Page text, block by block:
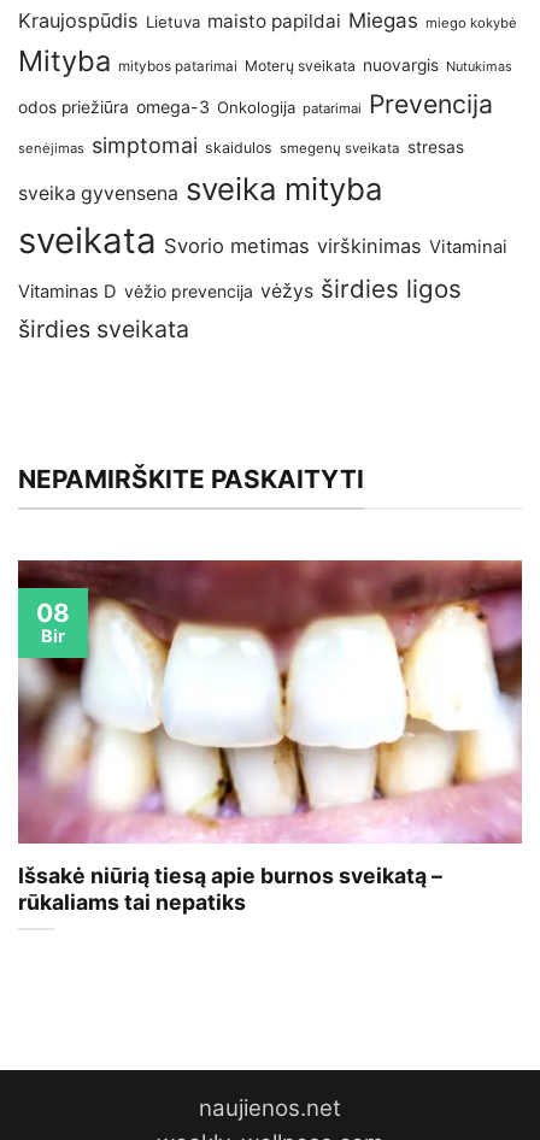
Kraujospūdis Lietuva maisto papildai Miegas miego kokybė
Mityba mitybos patarimai Moterų sveikata nuovargis Nutukimas
odos priežiūra omega-3 Onkologija patarimai Prevencija
senėjimas simptomai skaidulos smegenų sveikata stresas
sveika gyvensena sveika mityba
sveikata Svorio metimas virškinimas Vitaminai
Vitaminas D vėžio prevencija vėžys širdies ligos
širdies sveikata
NEPAMIRŠKITE PASKAITYTI
Išsakė niūrią tiesą apie burnos sveikatą –
rūkaliams tai nepatiks
08
Bir
naujienos.net